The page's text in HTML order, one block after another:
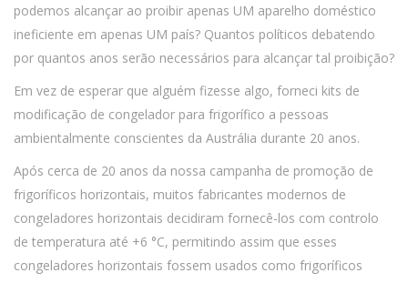
podemos alcançar ao proibir apenas UM aparelho doméstico
ineficiente em apenas UM país? Quantos políticos debatendo
por quantos anos serão necessários para alcançar tal proibição?
Em vez de esperar que alguém fizesse algo, forneci kits de
modificação de congelador para frigorífico a pessoas
ambientalmente conscientes da Austrália durante 20 anos.
Após cerca de 20 anos da nossa campanha de promoção de
frigoríficos horizontais, muitos fabricantes modernos de
congeladores horizontais decidiram fornecê-los com controlo
de temperatura até +6 °C, permitindo assim que esses
congeladores horizontais fossem usados como frigoríficos